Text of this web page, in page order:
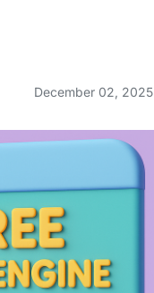
December 02, 2025